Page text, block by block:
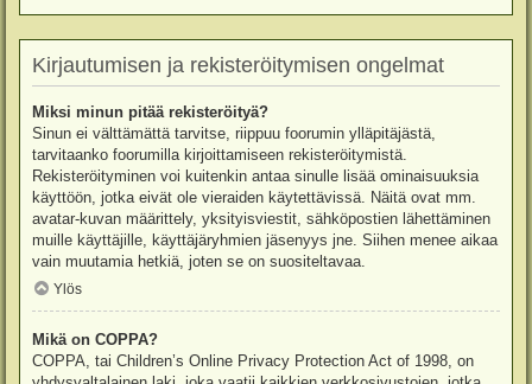
Kirjautumisen ja rekisteröitymisen ongelmat
Miksi minun pitää rekisteröityä?
Sinun ei välttämättä tarvitse, riippuu foorumin ylläpitäjästä,
tarvitaanko foorumilla kirjoittamiseen rekisteröitymistä.
Rekisteröityminen voi kuitenkin antaa sinulle lisää ominaisuuksia
käyttöön, jotka eivät ole vieraiden käytettävissä. Näitä ovat mm.
avatar-kuvan määrittely, yksityisviestit, sähköpostien lähettäminen
muille käyttäjille, käyttäjäryhmien jäsenyys jne. Siihen menee aikaa
vain muutamia hetkiä, joten se on suositeltavaa.
Ylös
Mikä on COPPA?
COPPA, tai Children’s Online Privacy Protection Act of 1998, on